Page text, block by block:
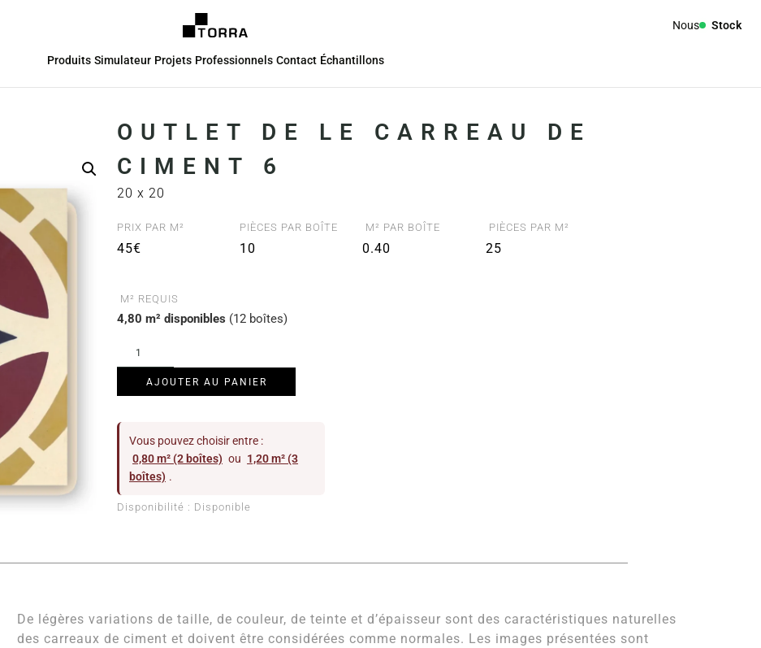
Nous Stock
Produits Simulateur Projets Professionnels Contact Échantillons
OUTLET DE LE CARREAU DE
CIMENT 6
20 x 20
PRIX PAR M²
45€
PIÈCES PAR BOÎTE
10
M² PAR BOÎTE
0.40
PIÈCES PAR M²
25
M² REQUIS
4,80 m² disponibles (12 boîtes)
AJOUTER AU PANIER
Vous pouvez choisir entre :
0,80 m² (2 boîtes) ou 1,20 m² (3
boîtes) .
Disponibilité : Disponible
De légères variations de taille, de couleur, de teinte et d’épaisseur sont des caractéristiques naturelles
des carreaux de ciment et doivent être considérées comme normales. Les images présentées sont